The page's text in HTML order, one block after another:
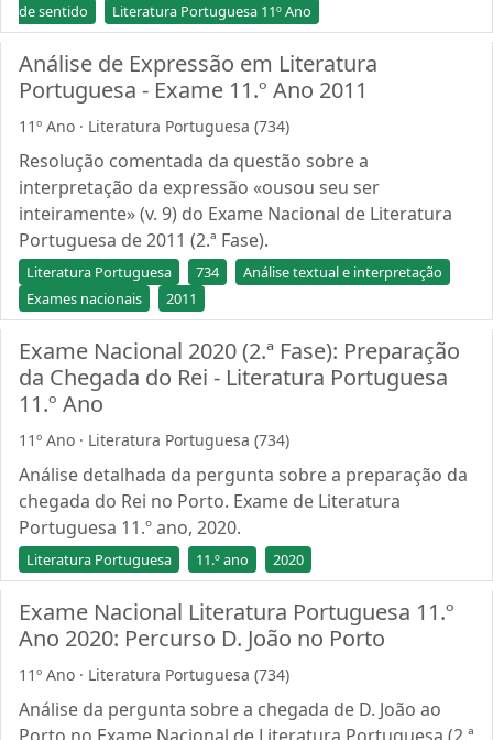
de sentido
Literatura Portuguesa 11º Ano
Análise de Expressão em Literatura
Portuguesa - Exame 11.º Ano 2011
11º Ano · Literatura Portuguesa (734)
Resolução comentada da questão sobre a
interpretação da expressão «ousou seu ser
inteiramente» (v. 9) do Exame Nacional de Literatura
Portuguesa de 2011 (2.ª Fase).
Literatura Portuguesa 734
Análise textual e interpretação
Exames nacionais
2011
Exame Nacional 2020 (2.ª Fase): Preparação
da Chegada do Rei - Literatura Portuguesa
11.º Ano
11º Ano · Literatura Portuguesa (734)
Análise detalhada da pergunta sobre a preparação da
chegada do Rei no Porto. Exame de Literatura
Portuguesa 11.º ano, 2020.
Literatura Portuguesa 11.º ano 2020
Exame Nacional Literatura Portuguesa 11.º
Ano 2020: Percurso D. João no Porto
11º Ano · Literatura Portuguesa (734)
Análise da pergunta sobre a chegada de D. João ao